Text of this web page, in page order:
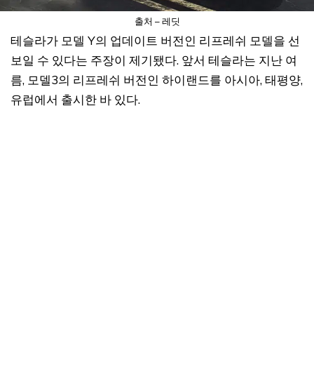
출처 – 레딧
테슬라가 모델 Y의 업데이트 버전인 리프레쉬 모델을 선
보일 수 있다는 주장이 제기됐다. 앞서 테슬라는 지난 여
름, 모델3의 리프레쉬 버전인 하이랜드를 아시아, 태평양,
유럽에서 출시한 바 있다.